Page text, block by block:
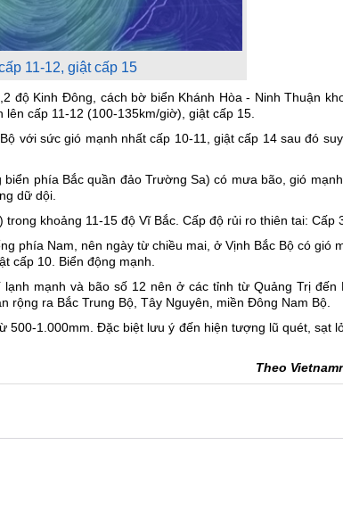
11-12, giật cấp 15
độ Kinh Đông, cách bờ biển Khánh Hòa - Ninh Thuận
cấp 11-12 (100-135km/giờ), giật cấp 15.
với sức gió mạnh nhất cấp 10-11, giật cấp 14 sau đó
phía Bắc quần đảo Trường Sa) có mưa bão, gió
dữ dội.
khoảng 11-15 độ Vĩ Bắc. Cấp độ rủi ro thiên tai: Cấp
phía Nam, nên ngày từ chiều mai, ở Vịnh Bắc Bộ có gió
cấp 10. Biển động mạnh.
mạnh và bão số 12 nên ở các tỉnh từ Quảng Trị đến
ra Bắc Trung Bộ, Tây Nguyên, miền Đông Nam Bộ.
1.000mm. Đặc biệt lưu ý đến hiện tượng lũ quét, sạt
Theo